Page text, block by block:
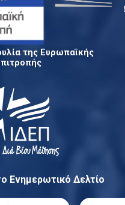
της Ευρωπαϊκής
Ενημερωτικό Δελτίο